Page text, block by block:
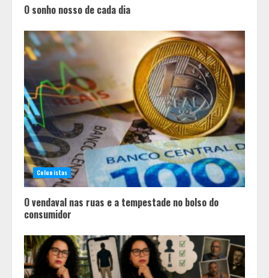
O sonho nosso de cada dia
Colunistas
O vendaval nas ruas e a tempestade no bolso do
consumidor